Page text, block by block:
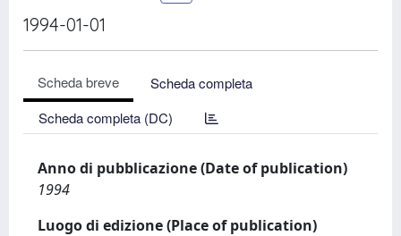
1994-01-01
Scheda breve
Scheda completa
Scheda completa (DC)
Anno di pubblicazione (Date of publication)
1994
Luogo di edizione (Place of publication)